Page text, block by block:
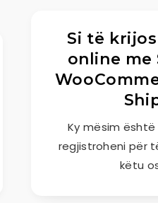
Si të
online me
Ky mësim është
regjistroheni për
këtu